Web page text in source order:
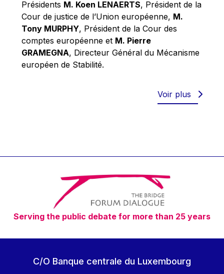
Pierre Gramegna
Richard Pelly
Robert Goebbels
Robert REYNDERS
Timothy Radcliffe
Vaclav Klaus
Vassilios Skouris
Vítor Manuel da Silva Caldeira
Viviane Reding
Walter Hagg
Présidents M. Koen LENAERTS, Président de la
Cour de justice de l’Union européenne, M.
Tony MURPHY, Président de la Cour des
comptes européenne et M. Pierre
GRAMEGNA, Directeur Général du Mécanisme
européen de Stabilité.
Voir plus
Serving the public debate for more than 25 years
C/O Banque centrale du Luxembourg